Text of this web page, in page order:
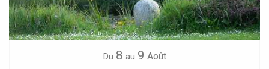
Du 8 au 9 Août